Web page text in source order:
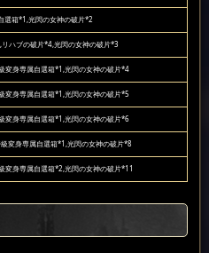
選箱*1,光閃の女神の破片*2
ハブの破片*4,光閃の女神の破片*3
変身専属自選箱*1,光閃の女神の破片*4
変身専属自選箱*1,光閃の女神の破片*5
変身専属自選箱*1,光閃の女神の破片*6
変身専属自選箱*1,光閃の女神の破片*8
変身専属自選箱*2,光閃の女神の破片*11